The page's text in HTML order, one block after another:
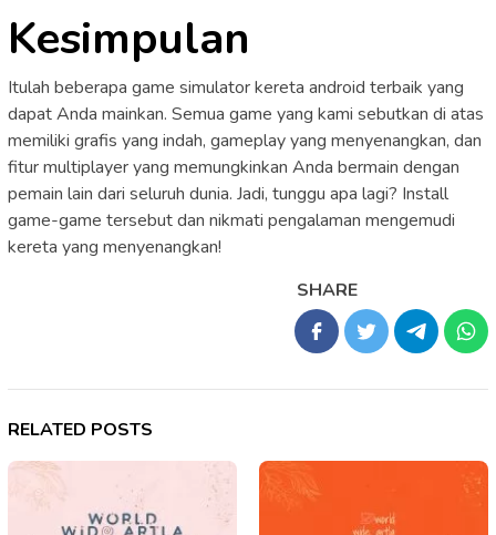
Kesimpulan
Itulah beberapa game simulator kereta android terbaik yang
dapat Anda mainkan. Semua game yang kami sebutkan di atas
memiliki grafis yang indah, gameplay yang menyenangkan, dan
fitur multiplayer yang memungkinkan Anda bermain dengan
pemain lain dari seluruh dunia. Jadi, tunggu apa lagi? Install
game-game tersebut dan nikmati pengalaman mengemudi
kereta yang menyenangkan!
SHARE
RELATED POSTS